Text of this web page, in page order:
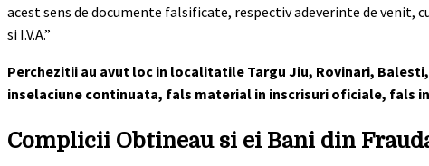
acest sens de documente falsificate, respectiv adeverinte de venit,
si I.V.A.”
Perchezitii au avut loc in localitatile Targu Jiu, Rovinari,
inselaciune continuata, fals material in inscrisuri oficiale, fals
Complicii Obtineau si ei Bani din